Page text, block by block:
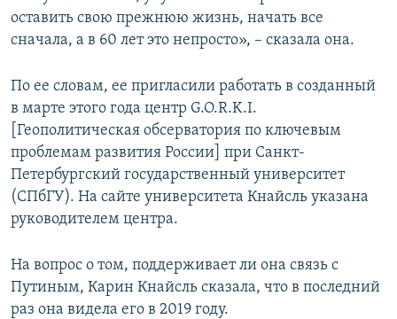
оставить свою прежнюю жизнь, начать все
сначала, а в 60 лет это непросто», – сказала она.
По ее словам, ее пригласили работать в созданный
в марте этого года центр G.O.R.K.I.
[Геополитическая обсерватория по ключевым
проблемам развития России] при Санкт-
Петербургский государственный университет
(СПбГУ). На сайте университета Кнайсль указана
руководителем центра.
На вопрос о том, поддерживает ли она связь с
Путиным, Карин Кнайсль сказала, что в последний
раз она видела его в 2019 году.